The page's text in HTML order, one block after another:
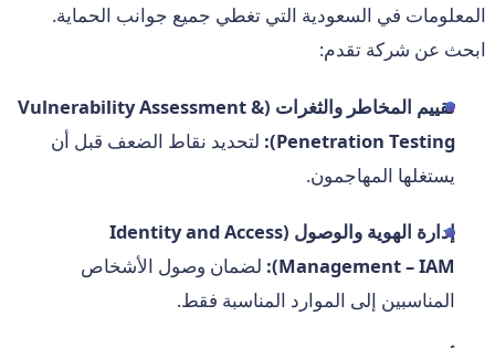
المعلومات في السعودية التي تغطي جميع جوانب الحماية.
ابحث عن شركة تقدم:
تقييم المخاطر والثغرات (Vulnerability Assessment &
Penetration Testing):
لتحديد نقاط الضعف قبل أن
يستغلها المهاجمون.
إدارة الهوية والوصول (Identity and Access
Management – IAM):
لضمان وصول الأشخاص
المناسبين إلى الموارد المناسبة فقط.